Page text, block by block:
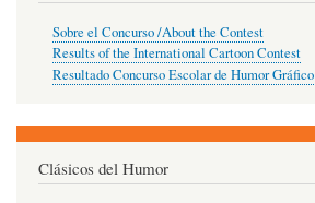
Sobre el Concurso /About the Contest
Results of the International Cartoon Contest
Resultado Concurso Escolar de Humor Gráfico
Clásicos del Humor